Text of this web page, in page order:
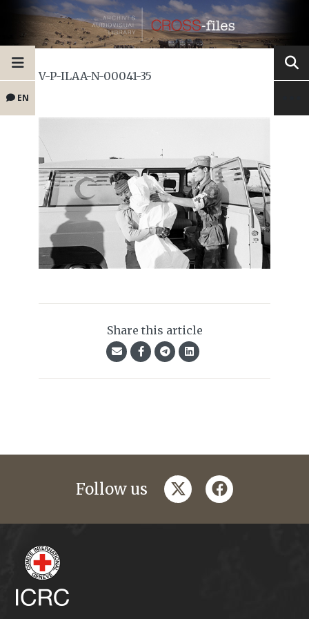
EN
V-P-ILAA-N-00041-35
Share this article
Follow us twitterfacebook